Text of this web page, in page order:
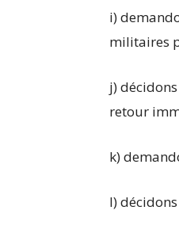
i)
militaires
j)
retour
k)
l)